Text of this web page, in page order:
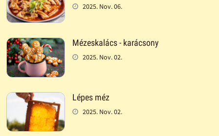
2025. Nov. 06.
Mézeskalács - karácsony
2025. Nov. 02.
Lépes méz
2025. Nov. 02.